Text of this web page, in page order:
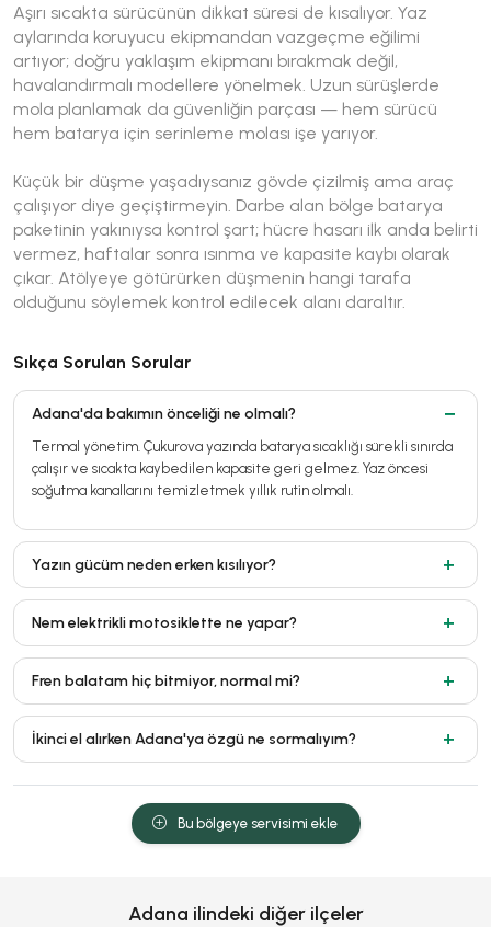
Aşırı sıcakta sürücünün dikkat süresi de kısalıyor. Yaz
aylarında koruyucu ekipmandan vazgeçme eğilimi
artıyor; doğru yaklaşım ekipmanı bırakmak değil,
havalandırmalı modellere yönelmek. Uzun sürüşlerde
mola planlamak da güvenliğin parçası — hem sürücü
hem batarya için serinleme molası işe yarıyor.
Küçük bir düşme yaşadıysanız gövde çizilmiş ama araç
çalışıyor diye geçiştirmeyin. Darbe alan bölge batarya
paketinin yakınıysa kontrol şart; hücre hasarı ilk anda belirti
vermez, haftalar sonra ısınma ve kapasite kaybı olarak
çıkar. Atölyeye götürürken düşmenin hangi tarafa
olduğunu söylemek kontrol edilecek alanı daraltır.
Sıkça Sorulan Sorular
Adana'da bakımın önceliği ne olmalı?
Termal yönetim. Çukurova yazında batarya sıcaklığı sürekli sınırda
çalışır ve sıcakta kaybedilen kapasite geri gelmez. Yaz öncesi
soğutma kanallarını temizletmek yıllık rutin olmalı.
Yazın gücüm neden erken kısılıyor?
Nem elektrikli motosiklette ne yapar?
Fren balatam hiç bitmiyor, normal mi?
İkinci el alırken Adana'ya özgü ne sormalıyım?
Bu bölgeye servisimi ekle
Adana ilindeki diğer ilçeler